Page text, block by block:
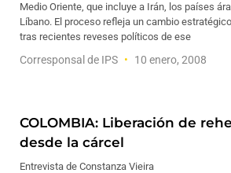
Medio Oriente, que incluye a Irán, los países
Líbano. El proceso refleja un cambio
tras recientes reveses políticos de ese
Corresponsal de IPS 10 enero, 2008
COLOMBIA: Liberación de
desde la cárcel
Entrevista de Constanza Vieira